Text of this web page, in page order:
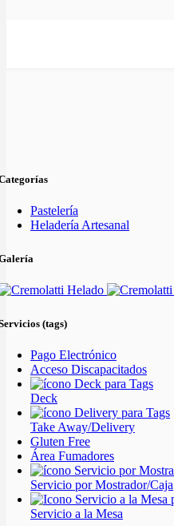
Pastelería
Heladería Artesanal
(tags)
Pago Electrónico
Acceso Discapacitados
Deck
Take Away/Delivery
Gluten Free
Área Fumadores
Servicio por Mostrador/Caja
Servicio a la Mesa